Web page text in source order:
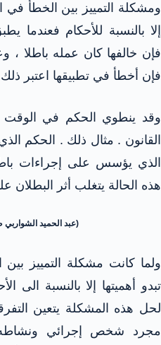
ومشكلة التمييز بين الخطأ في
إلا بالنسبة للأحكام فعندما
فإن خالفها كان عمله باطلا ،
فإن أخطأ في تطبيقها اعتبر
وقد ينطوي الحكم في
القانون . مثال ذلك . الحكم
الذي يؤسس على إجراءات
هذه الحالة يتغلب أثر البطلان
(عبد الحميد الشواربي ص820 ، مرجع
ولما كانت مشكلة التمييز بين
تبدو أهميتها إلا بالنسبة الى
لحل هذه المشكلة يتعين
مجرد شخص إجرائي ونشاطه